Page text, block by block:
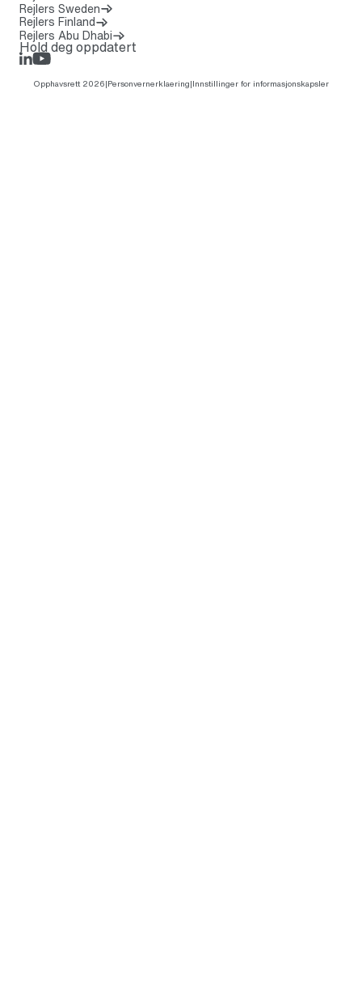
Rejlers Sweden
Rejlers Finland
Rejlers Abu Dhabi
Hold deg oppdatert
LinkedIn
Rejlers Play
Opphavsrett 2026|Personvernerklaering|Innstillinger for informasjonskapsler